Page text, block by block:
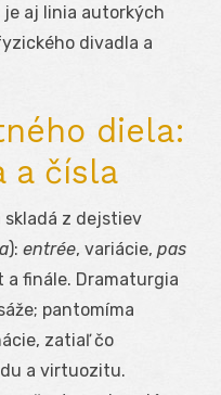
aj linia autorkých
divadla a
diela:
a čísla
skladá z dejstiev
): entrée, variácie, pas
a finále. Dramaturgia
pantomíma
zatiaľ čo
a virtuozitu.